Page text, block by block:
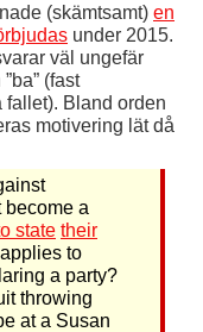
(skämtsamt) en
under 2015.
väl ungefär
(fast
fallet). Bland orden
motivering lät då
become a
state their
to
a party?
throwing
at a Susan